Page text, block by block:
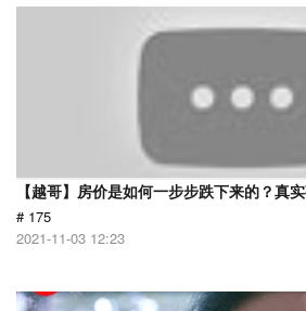
【越哥】房价是如何一步步跌下来的？真
# 175
2021-11-03 12:23